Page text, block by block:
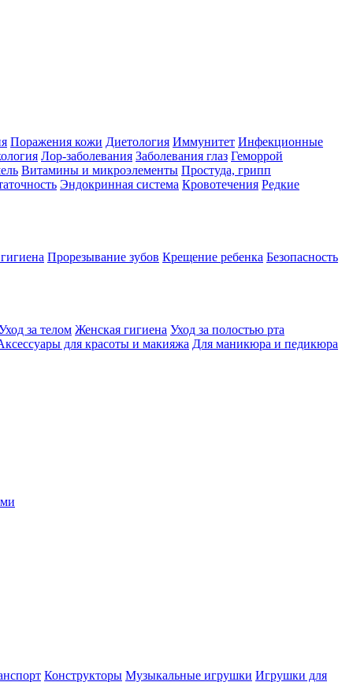
Поражения кожи Диетология Иммунитет Инфекционные
Лор-заболевания Заболевания глаз Геморрой
Витамины и микроэлементы Простуда, грипп
Эндокринная система Кровотечения Редкие
Прорезывание зубов Крещение ребенка Безопасность
за телом Женская гигиена Уход за полостью рта
для красоты и макияжа Для маникюра и педикюра
Конструкторы Музыкальные игрушки Игрушки для